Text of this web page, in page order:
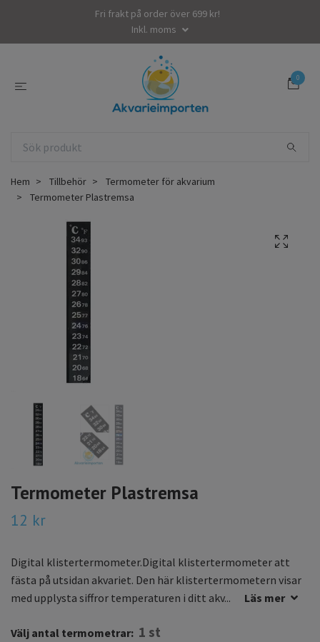
Fri frakt på order över 699 kr!
Inkl. moms
0
Hem Tillbehör
Termometer för akvarium
Termometer Plastremsa
Termometer Plastremsa
12 kr
Digital klistertermometer.Digital klistertermometer att
fästa på utsidan akvariet. Den här klistertermometern visar
med upplysta siffror temperaturen i ditt akv...
Läs mer
Välj antal termometrar: 1 st